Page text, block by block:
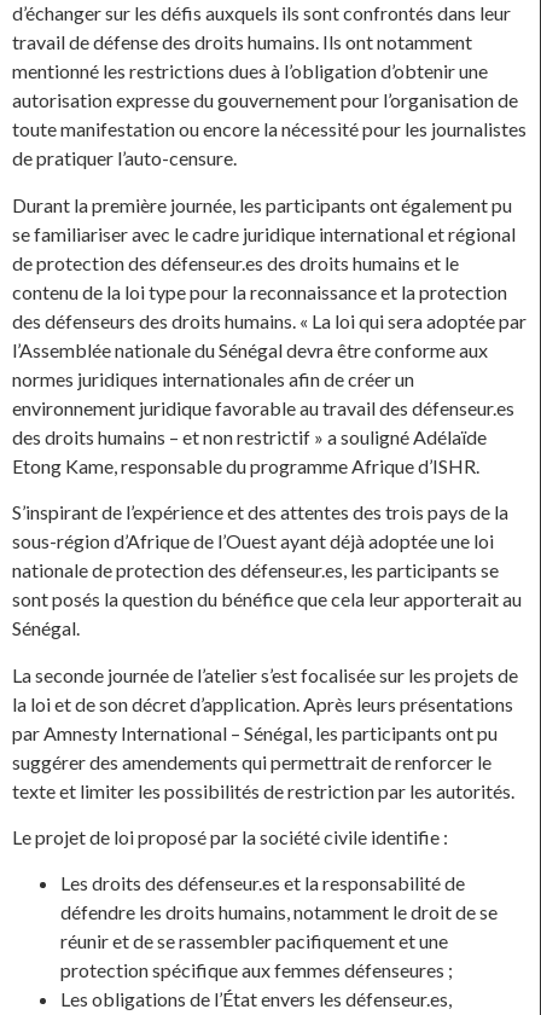
d’échanger sur les défis auxquels ils sont confrontés dans leur
travail de défense des droits humains. Ils ont notamment
mentionné les restrictions dues à l’obligation d’obtenir une
autorisation expresse du gouvernement pour l’organisation de
toute manifestation ou encore la nécessité pour les journalistes
de pratiquer l’auto-censure.
Durant la première journée, les participants ont également pu
se familiariser avec le cadre juridique international et régional
de protection des défenseur.es des droits humains et le
contenu de la loi type pour la reconnaissance et la protection
des défenseurs des droits humains. « La loi qui sera adoptée par
l’Assemblée nationale du Sénégal devra être conforme aux
normes juridiques internationales afin de créer un
environnement juridique favorable au travail des défenseur.es
des droits humains – et non restrictif » a souligné Adélaïde
Etong Kame, responsable du programme Afrique d’ISHR.
S’inspirant de l’expérience et des attentes des trois pays de la
sous-région d’Afrique de l’Ouest ayant déjà adoptée une loi
nationale de protection des défenseur.es, les participants se
sont posés la question du bénéfice que cela leur apporterait au
Sénégal.
La seconde journée de l’atelier s’est focalisée sur les projets de
la loi et de son décret d’application. Après leurs présentations
par Amnesty International – Sénégal, les participants ont pu
suggérer des amendements qui permettrait de renforcer le
texte et limiter les possibilités de restriction par les autorités.
Le projet de loi proposé par la société civile identifie :
Les droits des défenseur.es et la responsabilité de
défendre les droits humains, notamment le droit de se
réunir et de se rassembler pacifiquement et une
protection spécifique aux femmes défenseures ;
Les obligations de l’État envers les défenseur.es,